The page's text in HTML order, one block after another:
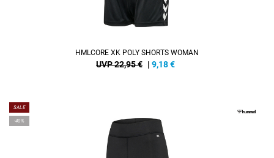
HMLCORE XK POLY SHORTS WOMAN
UVP 22,95 € | 9,18€
SALE
-40%